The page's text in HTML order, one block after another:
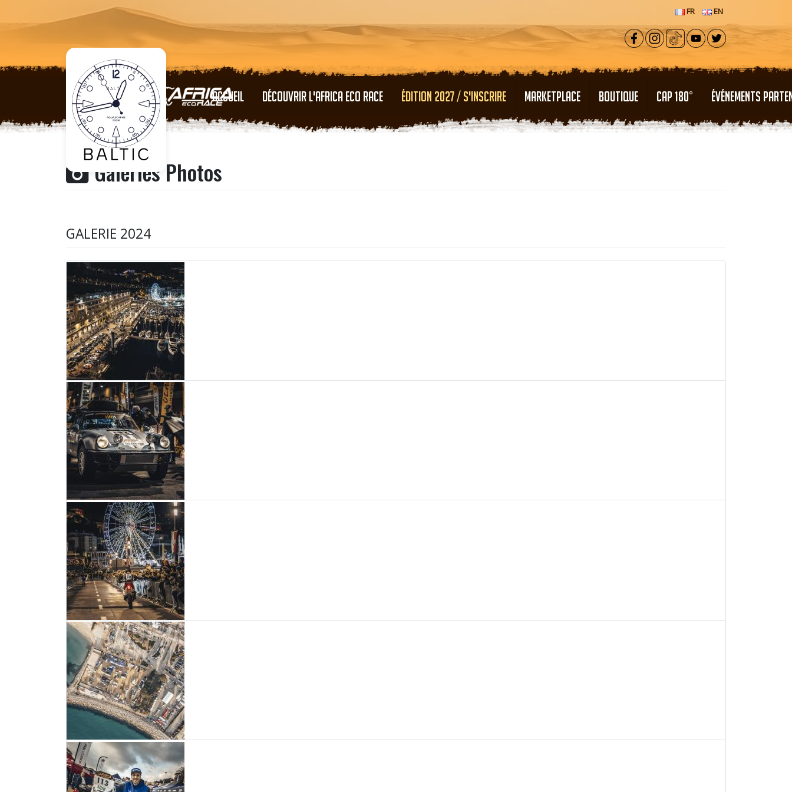
FR EN
ACCUEIL DÉCOUVRIR L'AFRICA ECO RACE ÉDITION 2027 / S'INSCRIRE MARKETPLACE BOUTIQUE CAP 180° ÉVÉNEMENTS
Galeries Photos
GALERIE 2024